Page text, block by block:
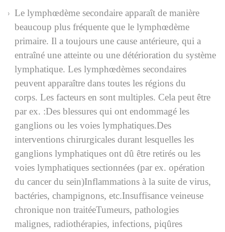
Le lymphœdème secondaire apparaît de manière
beaucoup plus fréquente que le lymphœdème
primaire. Il a toujours une cause antérieure, qui a
entraîné une atteinte ou une détérioration du système
lymphatique. Les lymphœdèmes secondaires
peuvent apparaître dans toutes les régions du
corps. Les facteurs en sont multiples. Cela peut être
par ex. :Des blessures qui ont endommagé les
ganglions ou les voies lymphatiques.Des
interventions chirurgicales durant lesquelles les
ganglions lymphatiques ont dû être retirés ou les
voies lymphatiques sectionnées (par ex. opération
du cancer du sein)Inflammations à la suite de virus,
bactéries, champignons, etc.Insuffisance veineuse
chronique non traitéeTumeurs, pathologies
malignes, radiothérapies, infections, piqûres